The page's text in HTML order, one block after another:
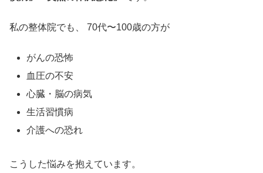
私の整体院でも、 70代〜100歳の方が
がんの恐怖
血圧の不安
心臓・脳の病気
生活習慣病
介護への恐れ
こうした悩みを抱えています。